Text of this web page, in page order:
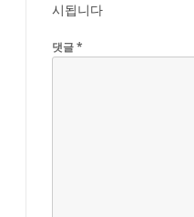
시됩니다
댓글*